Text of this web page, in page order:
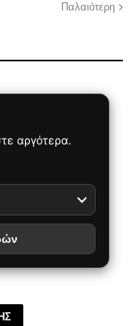
Παλαιότερη
αργότερα.